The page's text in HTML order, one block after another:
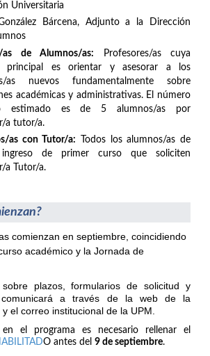
Universitaria
Bárcena, Adjunto a la Dirección
as de Alumnos/as: Profesores/as cuya
principal es orientar y asesorar a los
as nuevos fundamentalmente sobre
académicas y administrativas. El número
estimado es de 5 alumnos/as por
a tutor/a.
as con Tutor/a: Todos los alumnos/as de
de primer curso que soliciten
a Tutor/a.
comienzan en septiembre, coincidiendo
académico y la Jornada de
plazos, formularios de solicitud y
comunicará a través de la web de la
el correo institucional de la UPM.
en el programa es necesario rellenar el
O antes del 9 de septiembre.